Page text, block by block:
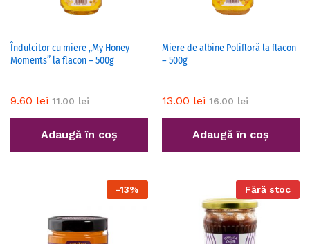
Îndulcitor cu miere „My Honey
Moments” la flacon – 500g
9.60 lei 11.00lei
Adaugă în coș
Miere de albine Polifloră la flacon
– 500g
13.00 lei 16.00lei
Adaugă în coș
-13% Fără stoc